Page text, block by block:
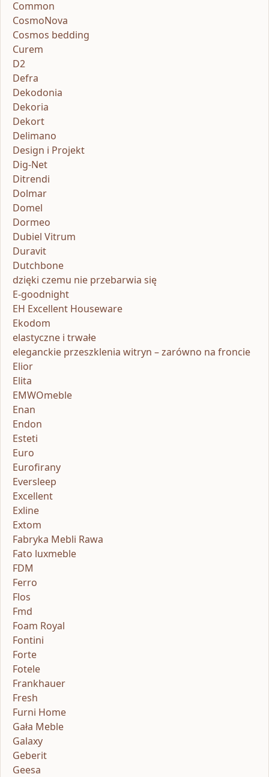
Common
CosmoNova
Cosmos bedding
Curem
D2
Defra
Dekodonia
Dekoria
Dekort
Delimano
Design i Projekt
Dig-Net
Ditrendi
Dolmar
Domel
Dormeo
Dubiel Vitrum
Duravit
Dutchbone
dzięki czemu nie przebarwia się
E-goodnight
EH Excellent Houseware
Ekodom
elastyczne i trwałe
eleganckie przeszklenia witryn – zarówno na froncie
Elior
Elita
EMWOmeble
Enan
Endon
Esteti
Euro
Eurofirany
Eversleep
Excellent
Exline
Extom
Fabryka Mebli Rawa
Fato luxmeble
FDM
Ferro
Flos
Fmd
Foam Royal
Fontini
Forte
Fotele
Frankhauer
Fresh
Furni Home
Gała Meble
Galaxy
Geberit
Geesa